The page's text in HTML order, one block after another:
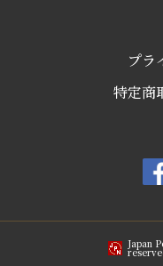
プラ
特定商
Japan